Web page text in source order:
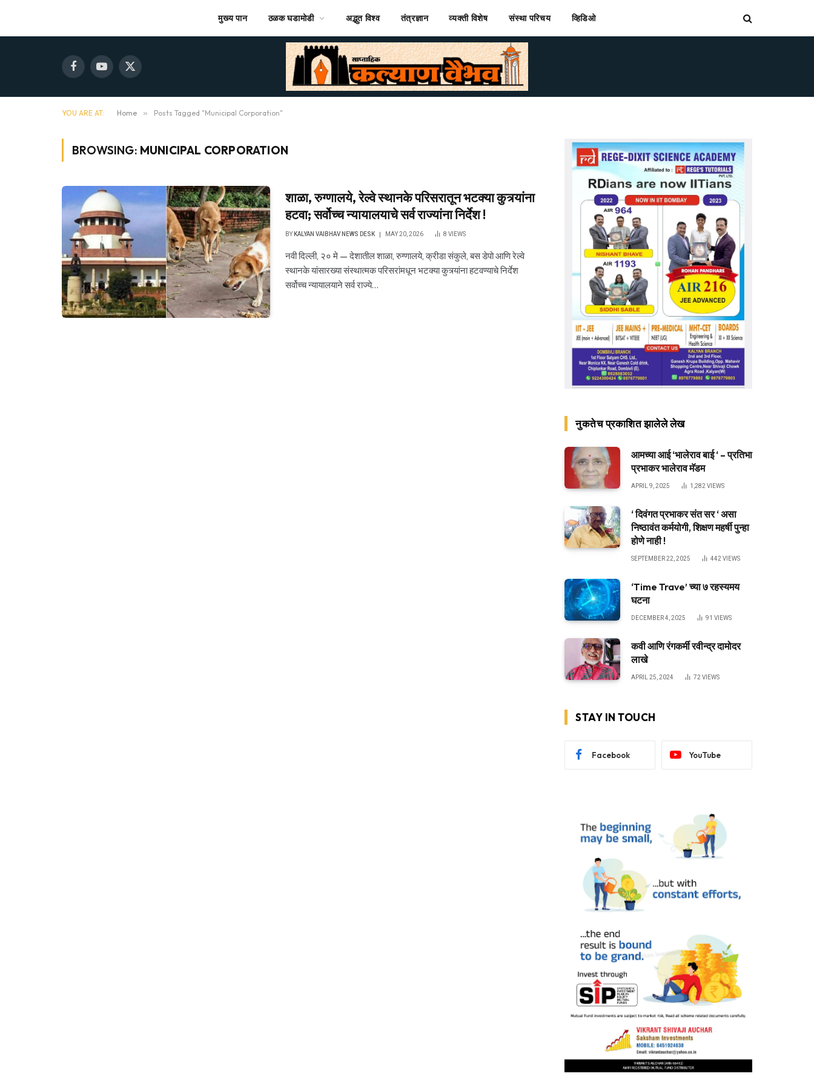
मुख्य पान ठळक घडामोडी अद्भुत विश्व तंत्रज्ञान व्यक्ती विशेष संस्था परिचय व्हिडिओ
FacebookYouTube
X
YOU ARE AT: Home » Posts Tagged "Municipal Corporation"
BROWSING: MUNICIPAL CORPORATION
शाळा, रुग्णालये, रेल्वे स्थानके परिसरातून भटक्या कुत्र्यांना
हटवा; सर्वोच्च न्यायालयाचे सर्व राज्यांना निर्देश !
BY KALYAN VAIBHAV NEWS DESK MAY 20, 2026 8VIEWS
नवी दिल्ली, २० मे — देशातील शाळा, रुग्णालये, क्रीडा संकुले, बस डेपो आणि रेल्वे
स्थानके यांसारख्या संस्थात्मक परिसरांमधून भटक्या कुत्र्यांना हटवण्याचे निर्देश
सर्वोच्च न्यायालयाने सर्व राज्ये…
नुकतेच प्रकाशित झालेले लेख
आमच्या आई ‘भालेराव बाई ‘ – प्रतिभा
प्रभाकर भालेराव मॅडम
APRIL 9, 2025 1,282 VIEWS
‘ दिवंगत प्रभाकर संत सर ‘ असा
निष्ठावंत कर्मयोगी, शिक्षण महर्षी पुन्हा
होणे नाही !
SEPTEMBER 22, 2025 442 VIEWS
‘Time Trave’ च्या ७ रहस्यमय
घटना
DECEMBER 4, 2025 91 VIEWS
कवी आणि रंगकर्मी रवीन्द्र दामोदर
लाखे
APRIL 25, 2024 72 VIEWS
STAY IN TOUCH
Facebook YouTube